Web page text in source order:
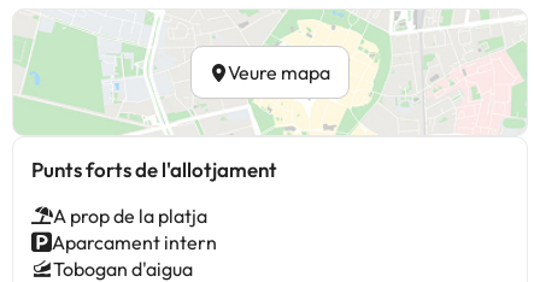
Veure mapa
Punts forts de l'allotjament
A prop de la platja
Aparcament intern
Tobogan d'aigua